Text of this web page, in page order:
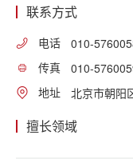
联系方式
电话
010-
传真
010-
地址
北京市朝阳
擅长领域